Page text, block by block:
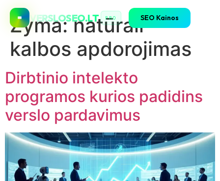
VERSLOSEO.LT PRO SEO Kainos
Žyma:natūrali
kalbos apdorojimas
Dirbtinio intelekto
programos kurios padidins
verslo pardavimus